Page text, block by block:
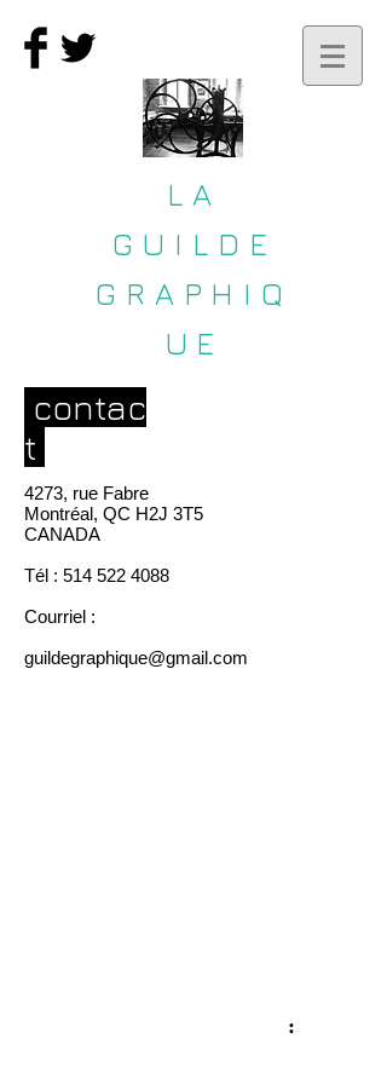
LA
GUILDE
GRAPHIQ
UE
contac
t
4273, rue Fabre
Montréal, QC H2J 3T5
CANADA
Tél : 514 522 4088
Courriel :
guildegraphique@gmail.com
: